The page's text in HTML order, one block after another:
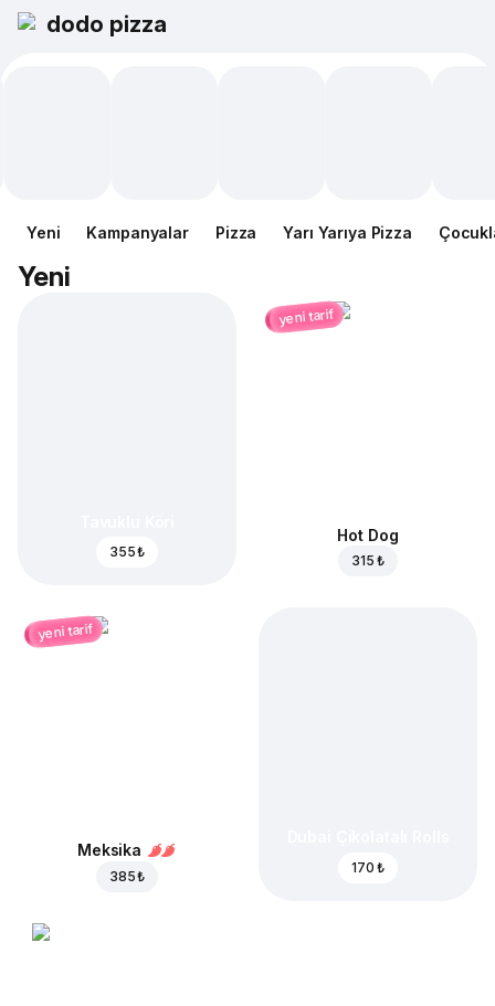
dodo pizza
Yeni Kampanyalar Pizza Yarı Yarıya Pizza
Yeni
355 ₺
yeni tarif
Hot Dog
315 ₺
yeni tarif
Meksika
385 ₺
170 ₺